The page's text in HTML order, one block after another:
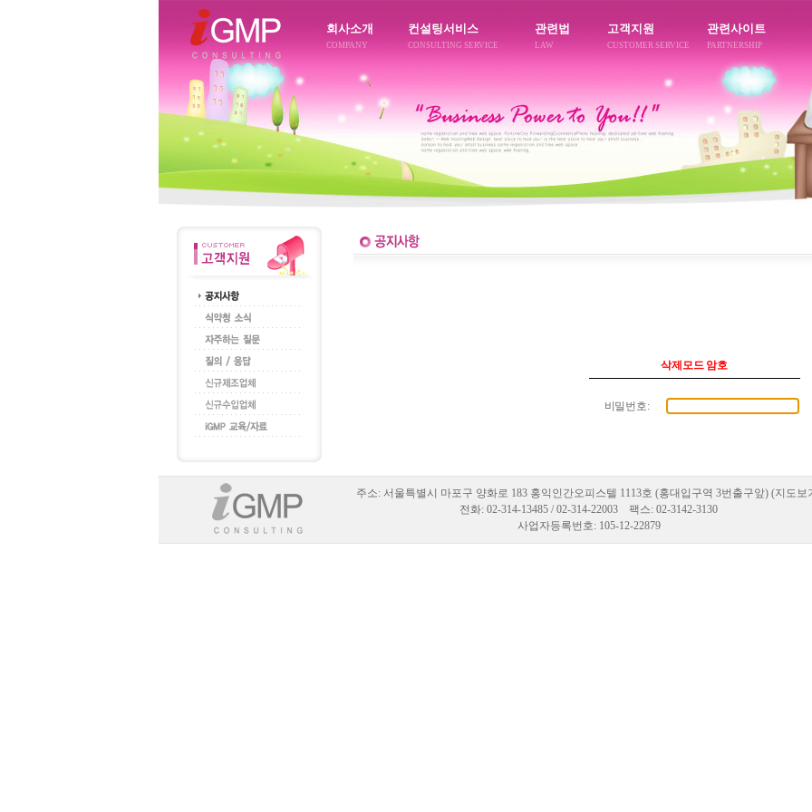
회사소개
COMPANY
컨설팅서비스
CONSULTING SERVICE
관련법
LAW
고객지원
CUSTOMER SERVICE
관련사이트
PARTNERSHIP
삭제모드 암호
비밀번호:
주소: 서울특별시 마포구 양화로 183 홍익인간오피스텔 1113호 (홍대입구역 3번출구앞) (지도보
전화: 02-314-13485 / 02-314-22003 팩스: 02-3142-3130
사업자등록번호: 105-12-22879